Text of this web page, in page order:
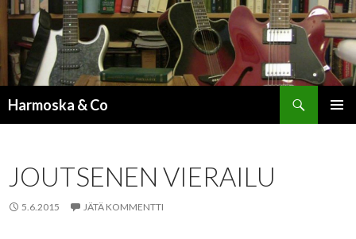
Harmoska & Co
JOUTSENEN VIERAILU
5.6.2015 JÄTÄ KOMMENTTI